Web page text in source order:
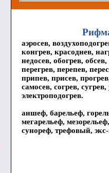
аэросев,
конгрев, красоднев,
недосев, обогрев,
перегрев, перепев,
припев, присев,
самосев, согрев,
электроподогрев.
аншеф, барельеф,
мегарельеф,
сунореф, трефовый,